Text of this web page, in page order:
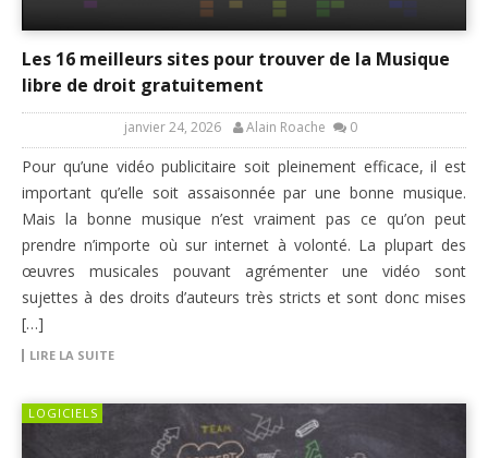
Les 16 meilleurs sites pour trouver de la Musique
libre de droit gratuitement
janvier 24, 2026 Alain Roache 0
Pour qu’une vidéo publicitaire soit pleinement efficace, il est
important qu’elle soit assaisonnée par une bonne musique.
Mais la bonne musique n’est vraiment pas ce qu’on peut
prendre n’importe où sur internet à volonté. La plupart des
œuvres musicales pouvant agrémenter une vidéo sont
sujettes à des droits d’auteurs très stricts et sont donc mises
[…]
LIRE LA SUITE
LOGICIELS